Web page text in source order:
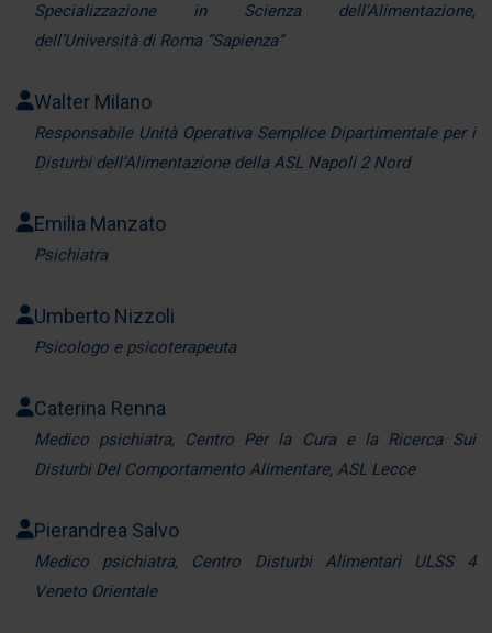
Specializzazione in Scienza dell’Alimentazione,
dell’Università di Roma “Sapienza”
Walter Milano
Responsabile Unità Operativa Semplice Dipartimentale per i
Disturbi dell’Alimentazione della ASL Napoli 2 Nord
Emilia Manzato
Psichiatra
Umberto Nizzoli
Psicologo e psicoterapeuta
Caterina Renna
Medico psichiatra, Centro Per la Cura e la Ricerca Sui
Disturbi Del Comportamento Alimentare, ASL Lecce
Pierandrea Salvo
Medico psichiatra, Centro Disturbi Alimentari ULSS 4
Veneto Orientale